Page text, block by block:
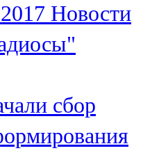
Новости
сбор